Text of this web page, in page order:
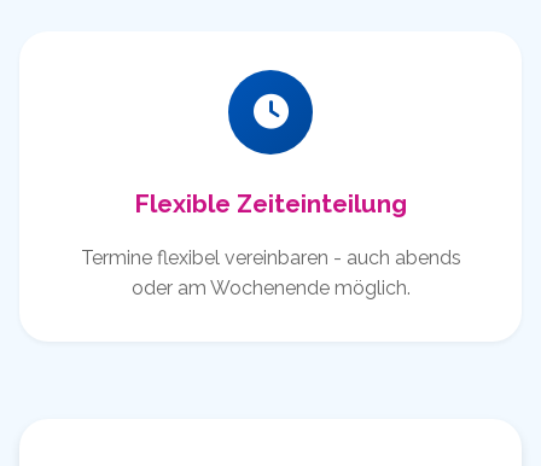
Flexible Zeiteinteilung
Termine flexibel vereinbaren - auch abends
oder am Wochenende möglich.